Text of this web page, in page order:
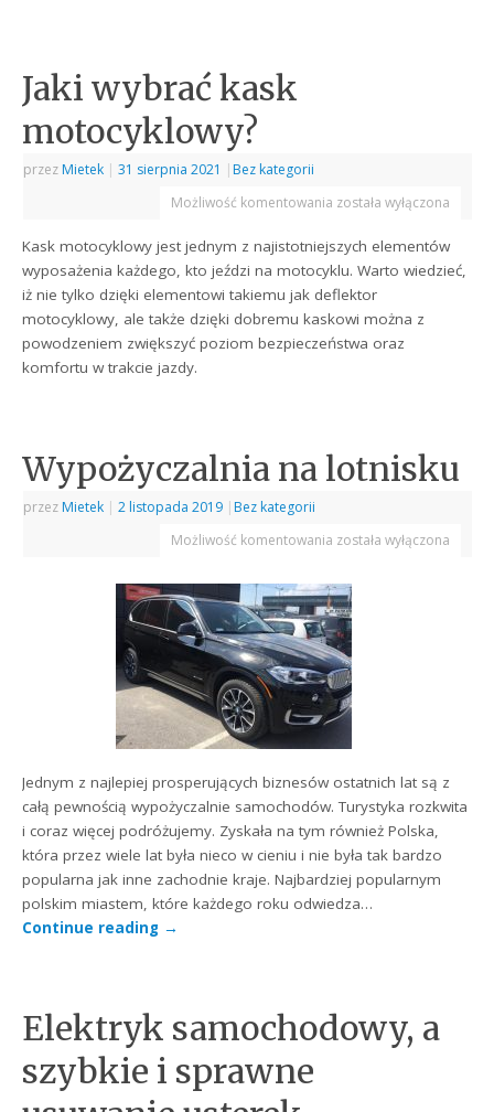
Jaki wybrać kask
motocyklowy?
przez Mietek | 31 sierpnia 2021 | Bez kategorii
Możliwość komentowania została wyłączona
Kask motocyklowy jest jednym z najistotniejszych elementów
wyposażenia każdego, kto jeździ na motocyklu. Warto wiedzieć,
iż nie tylko dzięki elementowi takiemu jak deflektor
motocyklowy, ale także dzięki dobremu kaskowi można z
powodzeniem zwiększyć poziom bezpieczeństwa oraz
komfortu w trakcie jazdy.
Wypożyczalnia na lotnisku
przez Mietek | 2 listopada 2019 | Bez kategorii
Możliwość komentowania została wyłączona
Jednym z najlepiej prosperujących biznesów ostatnich lat są z
całą pewnością wypożyczalnie samochodów. Turystyka rozkwita
i coraz więcej podróżujemy. Zyskała na tym również Polska,
która przez wiele lat była nieco w cieniu i nie była tak bardzo
popularna jak inne zachodnie kraje. Najbardziej popularnym
polskim miastem, które każdego roku odwiedza…
Continue reading →
Elektryk samochodowy, a
szybkie i sprawne